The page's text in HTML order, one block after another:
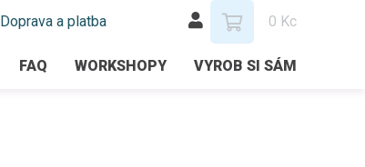
Doprava a platba 0 Kc
FAQ WORKSHOPY VYROB SI SÁM